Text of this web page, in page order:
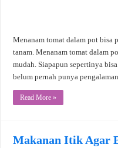
Menanam tomat dalam pot bisa
tanam. Menanam tomat dalam
mudah. Siapapun sepertinya
belum pernah punya
Read More »
Makanan Itik Agar